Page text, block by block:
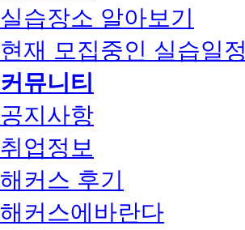
실습장소 알아보기
현재 모집중인 실습일정
커뮤니티
공지사항
취업정보
해커스 후기
해커스에바란다